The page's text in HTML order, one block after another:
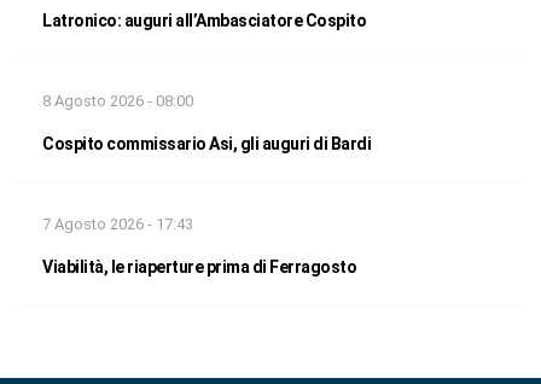
Latronico: auguri all’Ambasciatore Cospito
8 Agosto 2026 - 08:00
Cospito commissario Asi, gli auguri di Bardi
7 Agosto 2026 - 17:43
Viabilità, le riaperture prima di Ferragosto